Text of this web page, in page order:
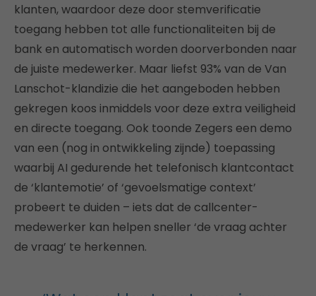
klanten, waardoor deze door stemverificatie
toegang hebben tot alle functionaliteiten bij de
bank en automatisch worden doorverbonden naar
de juiste medewerker. Maar liefst 93% van de Van
Lanschot-klandizie die het aangeboden hebben
gekregen koos inmiddels voor deze extra veiligheid
en directe toegang. Ook toonde Zegers een demo
van een (nog in ontwikkeling zijnde) toepassing
waarbij AI gedurende het telefonisch klantcontact
de ‘klantemotie’ of ‘gevoelsmatige context’
probeert te duiden – iets dat de callcenter-
medewerker kan helpen sneller ‘de vraag achter
de vraag’ te herkennen.